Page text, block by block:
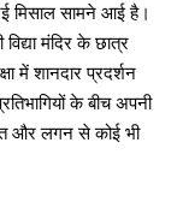
मिसाल सामने आई है।
मंदिर के छात्र
में शानदार प्रदर्शन
के बीच अपनी
और लगन से कोई भी